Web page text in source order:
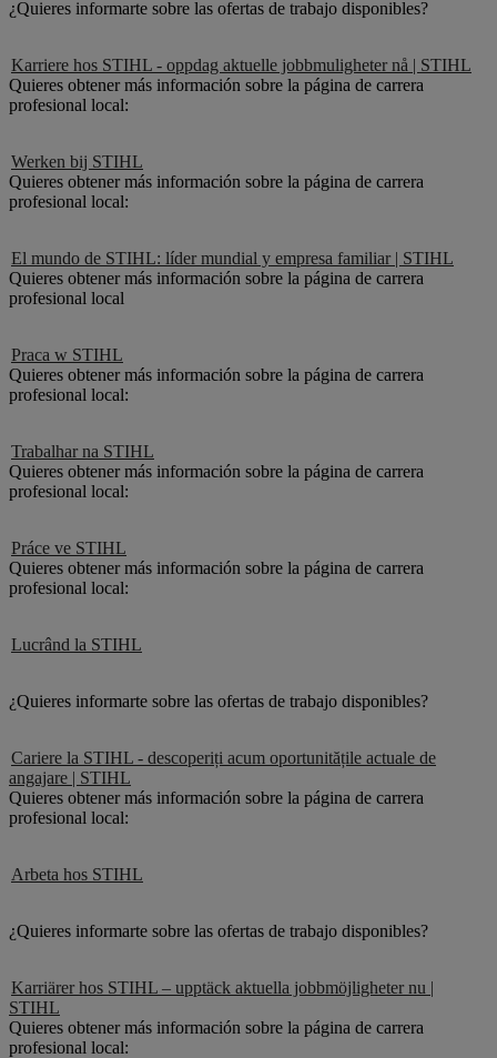
¿Quieres informarte sobre las ofertas de trabajo disponibles?
Karriere hos STIHL - oppdag aktuelle jobbmuligheter nå | STIHL
Quieres obtener más información sobre la página de carrera
profesional local:
Werken bij STIHL
Quieres obtener más información sobre la página de carrera
profesional local:
El mundo de STIHL: líder mundial y empresa familiar | STIHL
Quieres obtener más información sobre la página de carrera
profesional local
Praca w STIHL
Quieres obtener más información sobre la página de carrera
profesional local:
Trabalhar na STIHL
Quieres obtener más información sobre la página de carrera
profesional local:
Práce ve STIHL
Quieres obtener más información sobre la página de carrera
profesional local:
Lucrând la STIHL
¿Quieres informarte sobre las ofertas de trabajo disponibles?
Cariere la STIHL - descoperiți acum oportunitățile actuale de
angajare | STIHL
Quieres obtener más información sobre la página de carrera
profesional local:
Arbeta hos STIHL
¿Quieres informarte sobre las ofertas de trabajo disponibles?
Karriärer hos STIHL – upptäck aktuella jobbmöjligheter nu |
STIHL
Quieres obtener más información sobre la página de carrera
profesional local: